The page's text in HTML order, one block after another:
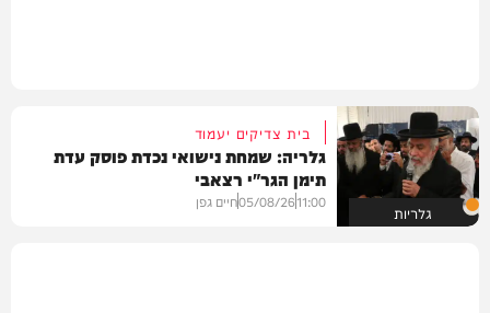
גלריות
בית צדיקים יעמוד
גלריה: שמחת נישואי נכדת פוסק עדת
תימן הגר"י רצאבי
11:00
05/08/26חיים גפן